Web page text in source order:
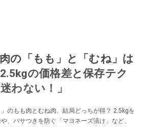
の「もも」と「むね」は
の価格差と保存テク
わない！」
のもも肉とむね肉、結局どっちが得？ 2.5kgを
、パサつきを防ぐ「マヨネーズ漬け」など、